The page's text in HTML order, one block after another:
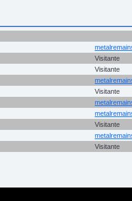
Visitante
Visitante
Visitante
Visitante
Visitante